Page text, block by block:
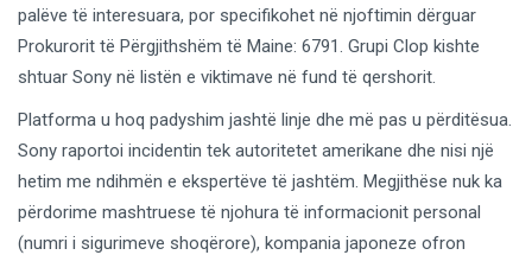
palëve të interesuara, por specifikohet në njoftimin dërguar
Prokurorit të Përgjithshëm të Maine: 6791. Grupi Clop kishte
shtuar Sony në listën e viktimave në fund të qershorit.
Platforma u hoq padyshim jashtë linje dhe më pas u përditësua.
Sony raportoi incidentin tek autoritetet amerikane dhe nisi një
hetim me ndihmën e ekspertëve të jashtëm. Megjithëse nuk ka
përdorime mashtruese të njohura të informacionit personal
(numri i sigurimeve shoqërore), kompania japoneze ofron